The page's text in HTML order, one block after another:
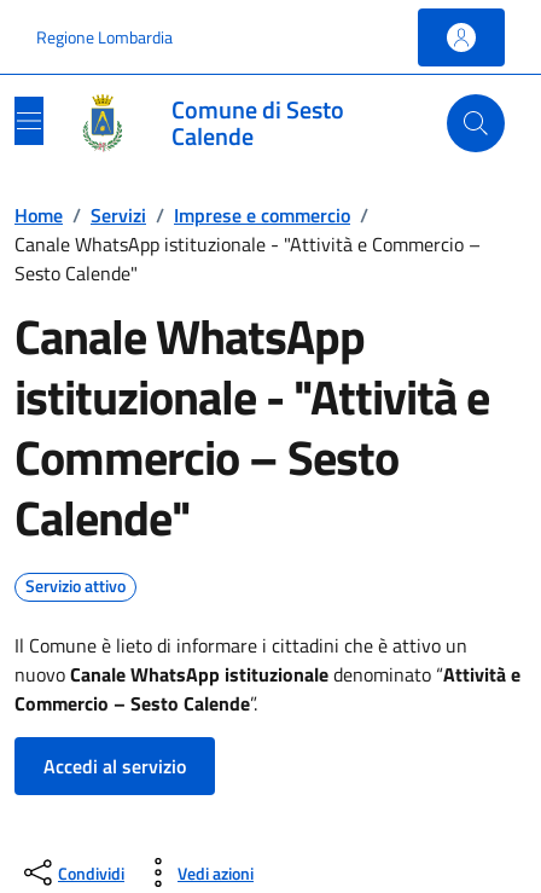
Regione Lombardia
Comune di Sesto
Calende
Home / Servizi / Imprese e commercio /
Canale WhatsApp istituzionale - "Attività e Commercio –
Sesto Calende"
Canale WhatsApp
istituzionale - "Attività e
Commercio – Sesto
Calende"
Servizio attivo
Il Comune è lieto di informare i cittadini che è attivo un
nuovoCanale WhatsApp istituzionaledenominato “Attività e
Commercio – Sesto Calende”.
Accedi al servizio
Condividi Vedi azioni